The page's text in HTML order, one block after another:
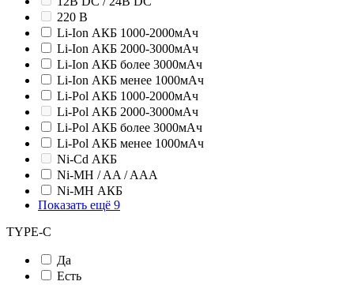
220 В
Li-Ion АКБ 1000-2000мАч
Li-Ion АКБ 2000-3000мАч
Li-Ion АКБ более 3000мАч
Li-Ion АКБ менее 1000мАч
Li-Pol АКБ 1000-2000мАч
Li-Pol АКБ 2000-3000мАч
Li-Pol АКБ более 3000мАч
Li-Pol АКБ менее 1000мАч
Ni-Cd АКБ
Ni-MH / AA / AAA
Ni-MH АКБ
Показать ещё 9
TYPE-C
Да
Есть